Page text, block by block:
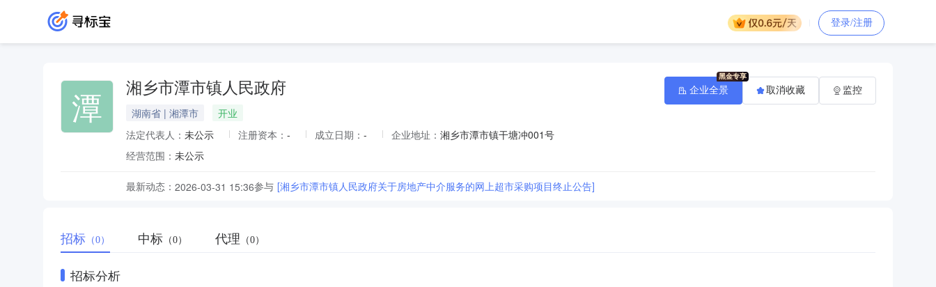
登录/注册
潭 湘乡市潭市镇人民政府
湖南省 | 湘潭市
开业
法定代表人： 未公示 注册资本： - 成立日期： - 企业地址： 湘乡市潭市镇干塘冲001号
经营范围： 未公示
最新动态： 2026-03-31 15:36参与 [湘乡市潭市镇人民政府关于房地产中介服务的网上超市采购项目终止公告]
企业全景 取消收藏 监控
招标 （0） 中标 （0） 代理 （0）
招标分析